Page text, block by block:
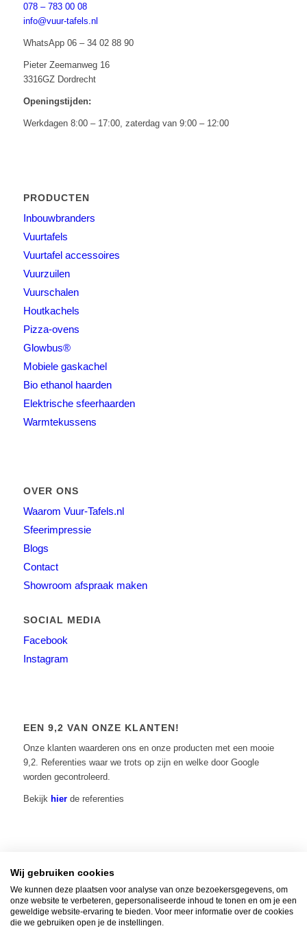
078 – 783 00 08
info@vuur-tafels.nl
WhatsApp 06 – 34 02 88 90
Pieter Zeemanweg 16
3316GZ Dordrecht
Openingstijden:
Werkdagen 8:00 – 17:00, zaterdag van 9:00 – 12:00
PRODUCTEN
Inbouwbranders
Vuurtafels
Vuurtafel accessoires
Vuurzuilen
Vuurschalen
Houtkachels
Pizza-ovens
Glowbus®
Mobiele gaskachel
Bio ethanol haarden
Elektrische sfeerhaarden
Warmtekussens
OVER ONS
Waarom Vuur-Tafels.nl
Sfeerimpressie
Blogs
Contact
Showroom afspraak maken
SOCIAL MEDIA
Facebook
Instagram
EEN 9,2 VAN ONZE KLANTEN!
Onze klanten waarderen ons en onze producten met een mooie
9,2. Referenties waar we trots op zijn en welke door Google
worden gecontroleerd.
Bekijk hierde referenties
Home Contact |Algemene voorwaarden Over ons| Privacy Policy
2026 - Vuur-tafels.nl | KvK: 65511883 |Verzenden, retourneren en
klantenservice
Wij gebruiken cookies
We kunnen deze plaatsen voor analyse van onze bezoekersgegevens, om
onze website te verbeteren, gepersonaliseerde inhoud te tonen en om je een
geweldige website-ervaring te bieden. Voor meer informatie over de cookies
die we gebruiken open je de instellingen.